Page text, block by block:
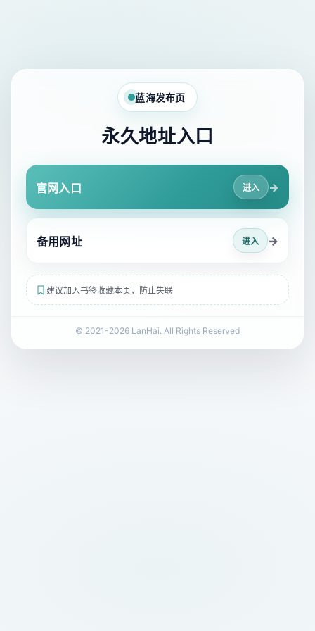
蓝海发布页
永久地址入口
官网入口 进入 →
备用网址 进入 →
建议加入书签收藏本页，防止失联
© 2021-2026 LanHai. All Rights Reserved